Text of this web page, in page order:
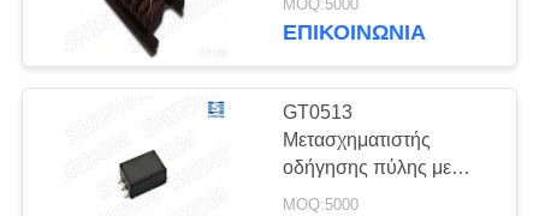
ΣΧΕΤΙΚΆ
ΜΕ
ΕΠΙΣΚΈΨΕΙΣ
τρέχων
μετασχηματιστής
62
μετασχηματιστές
MOQ:5000
ΕΠΙΚΟΙΝΩΝΙΑ
GT0513
Μετασχηματιστής
οδήγησης πύλης με
βασική απομόνωση
MOQ:5000